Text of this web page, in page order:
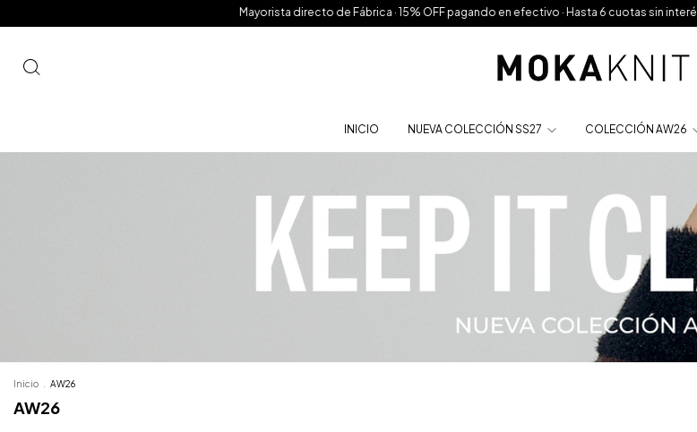
Mayorista directo de Fábrica · 15% OFF pagando en efectivo · Hasta 6 cuotas sin interés con GOcuotas · 10% OFF por
INICIO NUEVA COLECCIÓN SS27 COLECCIÓN AW26
Inicio AW26
AW26